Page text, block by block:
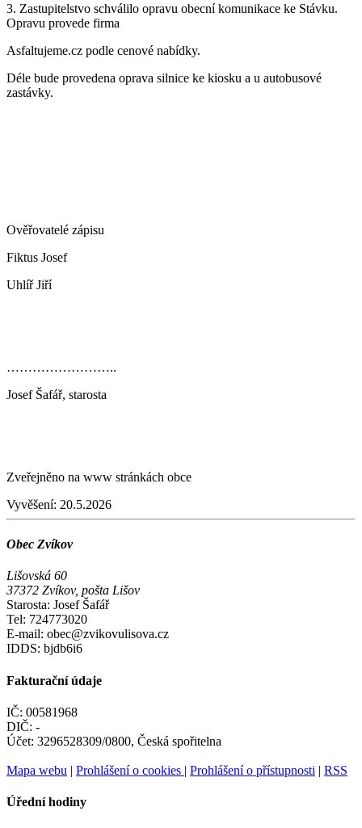
3. Zastupitelstvo schválilo opravu obecní komunikace ke Stávku.
Opravu provede firma
Asfaltujeme.cz podle cenové nabídky.
Déle bude provedena oprava silnice ke kiosku a u autobusové
zastávky.
Ověřovatelé zápisu
Fiktus Josef
Uhlíř Jiří
……………………..
Josef Šafář, starosta
Zveřejněno na www stránkách obce
Vyvěšení: 20.5.2026
Obec Zvíkov
Lišovská 60
37372 Zvíkov, pošta Lišov
Starosta: Josef Šafář
Tel: 724773020
E-mail: obec@zvikovulisova.cz
IDDS: bjdb6i6
Fakturační údaje
IČ: 00581968
DIČ: -
Účet: 3296528309/0800, Česká spořitelna
Mapa webu | Prohlášení o cookies | Prohlášení o přístupnosti | RSS
Úřední hodiny